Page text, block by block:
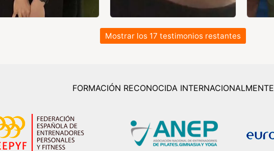
Mostrar los 17 testimonios restantes
FORMACIÓN RECONOCIDA INTERNACIONALMENTE